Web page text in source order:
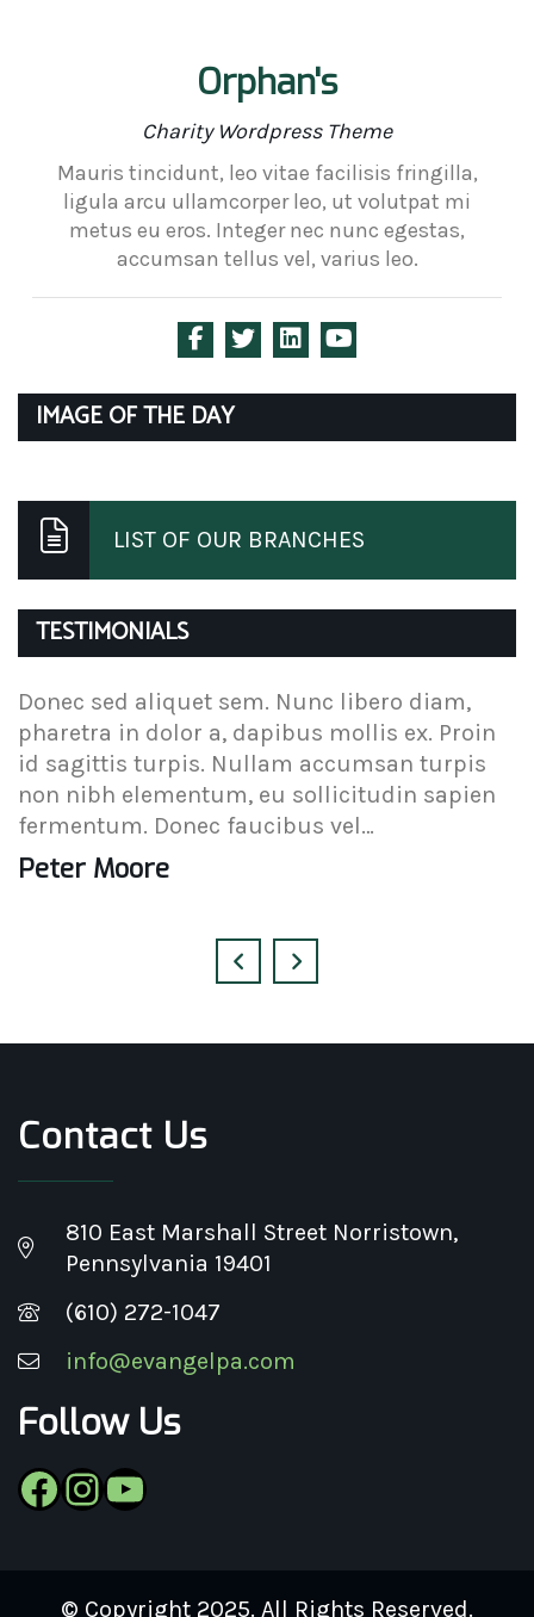
Orphan's
Charity Wordpress Theme
Mauris tincidunt, leo vitae facilisis fringilla,
ligula arcu ullamcorper leo, ut volutpat mi
metus eu eros. Integer nec nunc egestas,
accumsan tellus vel, varius leo.
IMAGE OF THE DAY
LIST OF OUR BRANCHES
TESTIMONIALS
Donec sed aliquet sem. Nunc libero diam,
pharetra in dolor a, dapibus mollis ex. Proin
id sagittis turpis. Nullam accumsan turpis
non nibh elementum, eu sollicitudin sapien
fermentum. Donec faucibus vel…
Peter Moore
Contact Us
810 East Marshall Street Norristown,
Pennsylvania 19401
(610) 272-1047
info@evangelpa.com
Follow Us
Facebook
Instagram
YouTube
© Copyright 2025. All Rights Reserved.